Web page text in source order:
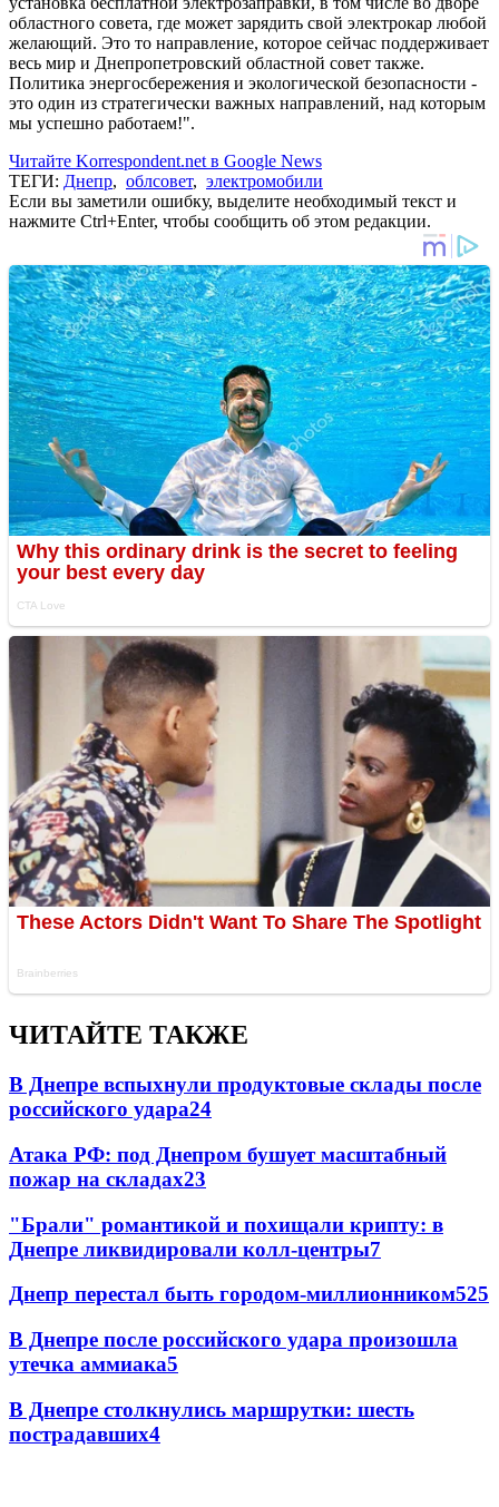
областного совета, где может зарядить свой электрокар любой
желающий. Это то направление, которое сейчас поддерживает
весь мир и Днепропетровский областной совет также.
Политика энергосбережения и экологической безопасности -
это один из стратегически важных направлений, над которым
мы успешно работаем!".
Читайте Korrespondent.net в Google News
ТЕГИ: Днепр, облсовет, электромобили
Если вы заметили ошибку, выделите необходимый текст и
нажмите Ctrl+Enter, чтобы сообщить об этом редакции.
ЧИТАЙТЕ ТАКЖЕ
В Днепре вспыхнули продуктовые склады после
российского удара24
Атака РФ: под Днепром бушует масштабный
пожар на складах23
"Брали" романтикой и похищали крипту: в
Днепре ликвидировали колл-центры7
Днепр перестал быть городом-миллионником525
В Днепре после российского удара произошла
утечка аммиака5
В Днепре столкнулись маршрутки: шесть
пострадавших4